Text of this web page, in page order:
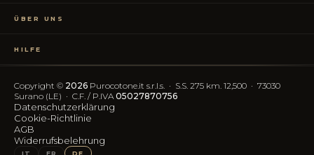
Homewear
Perkal oder Satin?
TC300 vs Ägyptische Baumwolle
ÜBER UNS
OEKO-TEX-Zertifizierung
Vereinfachter Widerruf
Trustpilot-Bewertungen
HILFE
FAQ
Versandkosten
FOLGEN SIE UNS
IG FB
Copyright © 2026 Purocotone.it s.r.l.s. · S.S. 275 km. 12,500 · 73030
Surano (LE) · C.F. / P.IVA05027870756
Datenschutzerklärung
Cookie-Richtlinie
AGB
Widerrufsbelehrung